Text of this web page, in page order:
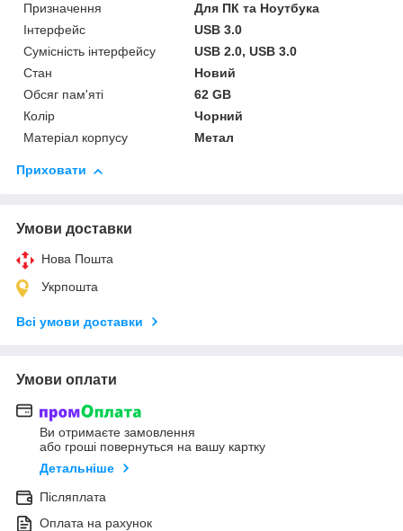
Призначення
Для ПК та Ноутбука
Інтерфейс
USB 3.0
Сумісність інтерфейсу
USB 2.0, USB 3.0
Стан
Новий
Обсяг пам'яті
62 GB
Колір
Чорний
Матеріал корпусу
Метал
Приховати
Умови доставки
Нова Пошта
Укрпошта
Всі умови доставки
Умови оплати
Ви отримаєте замовлення
або гроші повернуться на вашу картку
Детальніше
Післяплата
Оплата на рахунок